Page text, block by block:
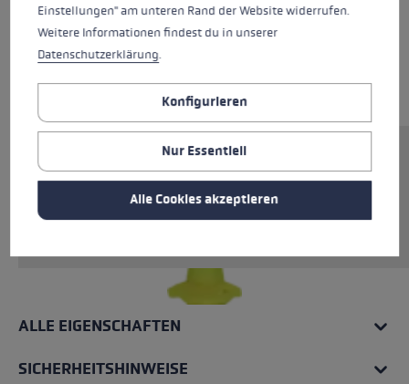
Stöcke. Abmessungen: 14x260mm.
Rohrmaterial: Carbon. Inkl. vormontierter Trail
ALLE EIGENSCHAFTEN
SICHERHEITSHINWEISE
Einstellungen" am unteren Rand der Website widerrufen.
Weitere Informationen findest du in unserer
Datenschutzerklärung.
Konfigurieren
Nur Essentiell
Alle Cookies akzeptieren